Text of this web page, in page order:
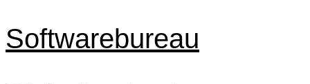
Softwarebureau